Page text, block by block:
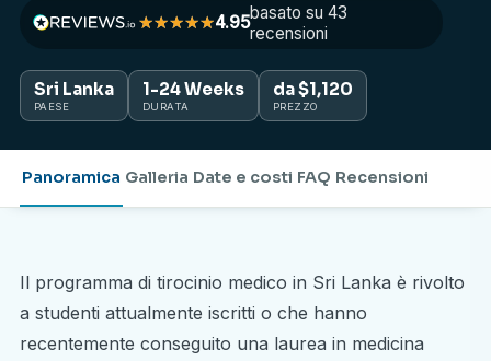
4.95basato su 43
recensioni
Sri Lanka
PAESE
1-24 Weeks
DURATA
da $1,120
PREZZO
Panoramica Galleria Date e costi FAQ Recensioni
Il programma di tirocinio medico in Sri Lanka è rivolto
a studenti attualmente iscritti o che hanno
recentemente conseguito una laurea in medicina